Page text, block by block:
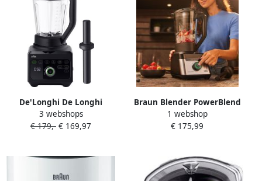
De'Longhi De Longhi
JB9040BK 3 l Blender voor
op aanrecht 1600 W Zwart
3 webshops
€ 179,- € 169,97
Braun Blender PowerBlend
7 JB 7551 BK 1400W high-
performance blender 9
1 webshop
€ 175,99